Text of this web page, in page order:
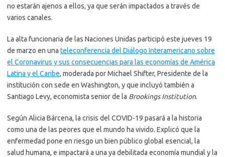
no estarán ajenos a ellos, ya que serán impactados a través de
varios canales.
La alta funcionaria de las Naciones Unidas participó este jueves 19
de marzo en una teleconferencia del Diálogo Interamericano sobre
el Coronavirus y sus consecuencias para las economías de América
Latina y el Caribe, moderada por Michael Shifter, Presidente de la
institución con sede en Washington, y que incluyó también a
Santiago Levy, economista senior de la Brookings Institution.
Según Alicia Bárcena, la crisis del COVID-19 pasará a la historia
como una de las peores que el mundo ha vivido. Explicó que la
enfermedad pone en riesgo un bien público global esencial, la
salud humana, e impactará a una ya debilitada economía mundial y la